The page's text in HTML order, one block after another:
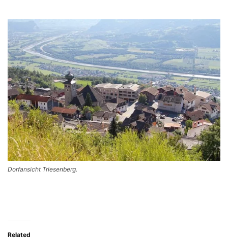
Dorfansicht Triesenberg.
Related